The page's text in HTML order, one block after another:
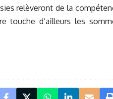
relèveront de la
touche d’ailleurs les